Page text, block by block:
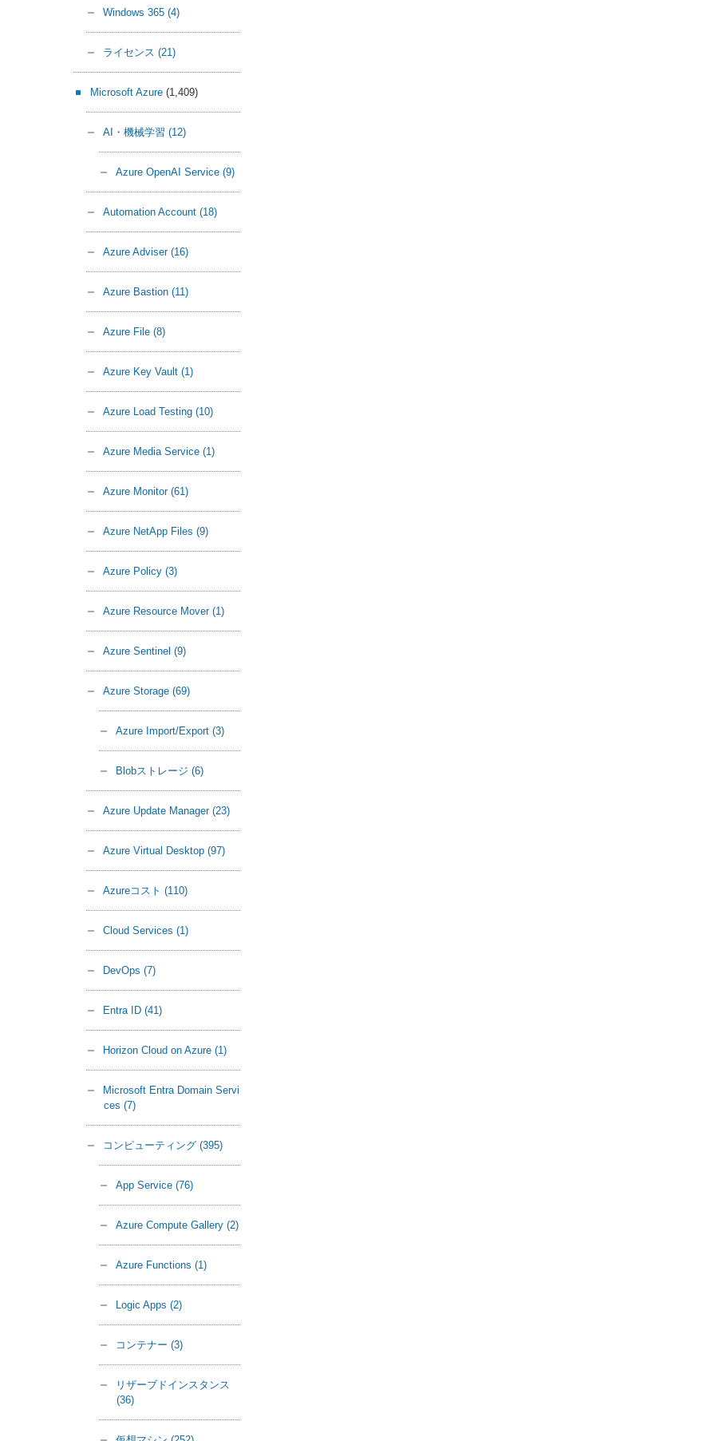
Windows 365 (4)
ライセンス (21)
Microsoft Azure (1,409)
AI・機械学習 (12)
Azure OpenAI Service (9)
Automation Account (18)
Azure Adviser (16)
Azure Bastion (11)
Azure File (8)
Azure Key Vault (1)
Azure Load Testing (10)
Azure Media Service (1)
Azure Monitor (61)
Azure NetApp Files (9)
Azure Policy (3)
Azure Resource Mover (1)
Azure Sentinel (9)
Azure Storage (69)
Azure Import/Export (3)
Blobストレージ (6)
Azure Update Manager (23)
Azure Virtual Desktop (97)
Azureコスト (110)
Cloud Services (1)
DevOps (7)
Entra ID (41)
Horizon Cloud on Azure (1)
Microsoft Entra Domain Servi
ces (7)
コンピューティング (395)
App Service (76)
Azure Compute Gallery (2)
Azure Functions (1)
Logic Apps (2)
コンテナー (3)
リザーブドインスタンス
(36)